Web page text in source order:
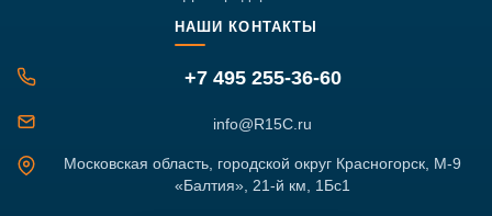
НАШИ КОНТАКТЫ
+7 495 255-36-60
info@R15C.ru
Московская область, городской округ Красногорск, М-9
«Балтия», 21-й км, 1Бс1